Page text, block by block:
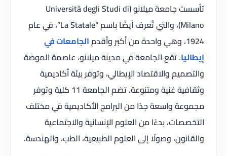
تأسست جامعة ميلانو (Università degli Studi di
Milano)، والتي تُعرف أيضًا باسم “La Statale”، في عام
1924، وهي واحدة من أكبر وأقدم
الجامعات في
إيطاليا. تقع الجامعة في مدينة ميلانو، عاصمة الموضة
والتصميم والاقتصاد الإيطالي، وتوفر بيئة أكاديمية
وثقافية غنية ومتنوعة. تضم الجامعة 11 كلية وتوفر
مجموعة واسعة جدًا من البرامج الأكاديمية في مختلف
التخصصات، بدءًا من العلوم الإنسانية والاجتماعية
والقانون، وصولًا إلى العلوم الطبيعية، الطب، والهندسة.